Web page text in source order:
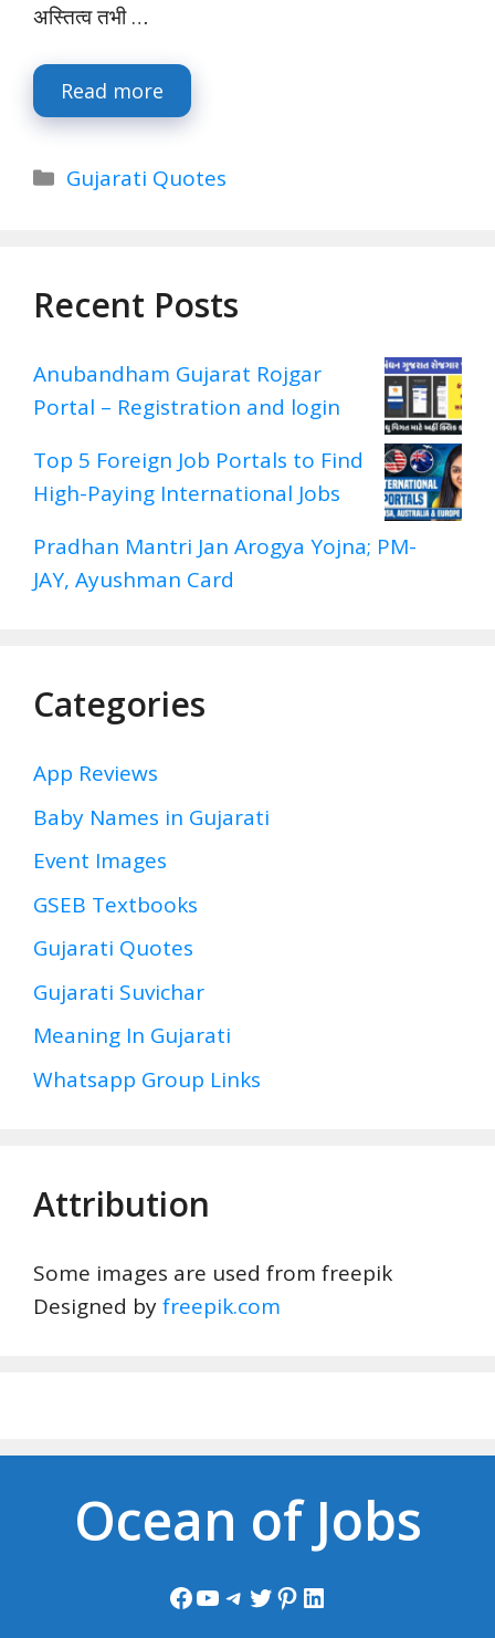
अस्तित्व तभी …
Read more
Categories
Gujarati Quotes
Recent Posts
Anubandham Gujarat Rojgar
Portal – Registration and login
Top 5 Foreign Job Portals to Find
High-Paying International Jobs
Pradhan Mantri Jan Arogya Yojna; PM-
JAY, Ayushman Card
Categories
App Reviews
Baby Names in Gujarati
Event Images
GSEB Textbooks
Gujarati Quotes
Gujarati Suvichar
Meaning In Gujarati
Whatsapp Group Links
Attribution
Some images are used from freepik
Designed byfreepik.com
Ocean of Jobs
Facebook
YouTube
Telegram
Twitter
Pinterest
LinkedIn